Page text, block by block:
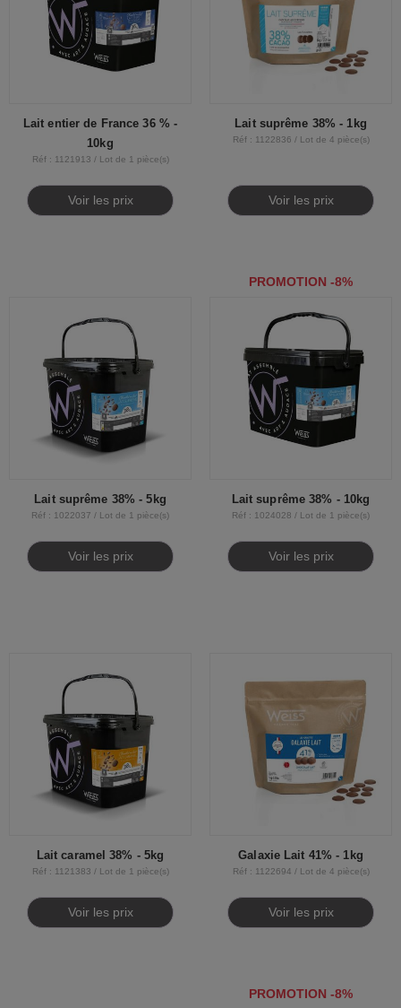
Lait entier de France 36 % -
10kg
Réf : 1121913 / Lot de 1 pièce(s)
Voir les prix
Lait suprême 38% - 1kg
Réf : 1122836 / Lot de 4 pièce(s)
Voir les prix
Lait suprême 38% - 5kg
Réf : 1022037 / Lot de 1 pièce(s)
Voir les prix
PROMOTION -8%
Lait suprême 38% - 10kg
Réf : 1024028 / Lot de 1 pièce(s)
Voir les prix
Lait caramel 38% - 5kg
Réf : 1121383 / Lot de 1 pièce(s)
Voir les prix
Galaxie Lait 41% - 1kg
Réf : 1122694 / Lot de 4 pièce(s)
Voir les prix
PROMOTION -8%